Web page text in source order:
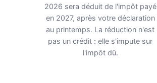
2026 sera déduit de l'impôt payé
en 2027, après votre déclaration
au printemps. La réduction n'est
pas un crédit : elle s'impute sur
l'impôt dû.